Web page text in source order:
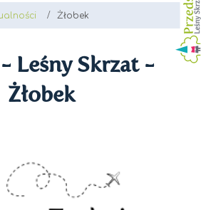
Żłobek
Leśny Skrzat -
Żłobek